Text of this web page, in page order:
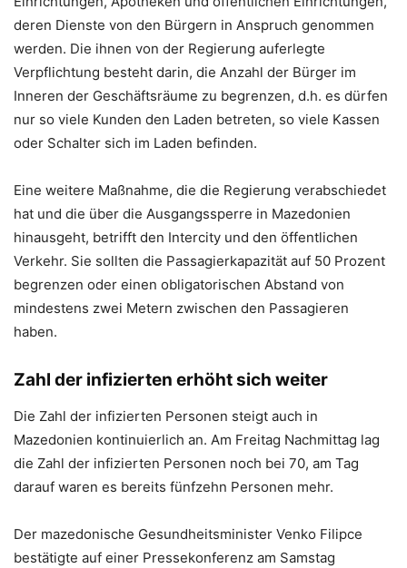
deren Dienste von den Bürgern in Anspruch genommen
werden. Die ihnen von der Regierung auferlegte
Verpflichtung besteht darin, die Anzahl der Bürger im
Inneren der Geschäftsräume zu begrenzen, d.h. es dürfen
nur so viele Kunden den Laden betreten, so viele Kassen
oder Schalter sich im Laden befinden.
Eine weitere Maßnahme, die die Regierung verabschiedet
hat und die über die Ausgangssperre in Mazedonien
hinausgeht, betrifft den Intercity und den öffentlichen
Verkehr. Sie sollten die Passagierkapazität auf 50 Prozent
begrenzen oder einen obligatorischen Abstand von
mindestens zwei Metern zwischen den Passagieren
haben.
Zahl der infizierten erhöht sich weiter
Die Zahl der infizierten Personen steigt auch in
Mazedonien kontinuierlich an. Am Freitag Nachmittag lag
die Zahl der infizierten Personen noch bei 70, am Tag
darauf waren es bereits fünfzehn Personen mehr.
Der mazedonische Gesundheitsminister Venko Filipce
bestätigte auf einer Pressekonferenz am Samstag